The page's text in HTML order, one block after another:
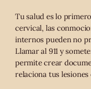
Tu salud es lo
cervical, las
internos pueden no
Llamar al 911 y
permite crear
relaciona tus